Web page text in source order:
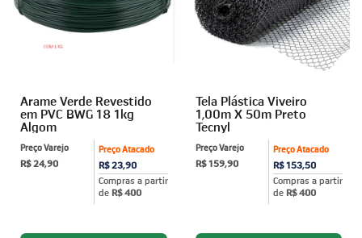
Arame Verde Revestido
em PVC BWG 18 1kg
Algom
Preço Atacado
R$ 23,90
Compras a partir
de R$ 400
Preço Varejo
R$ 24,90
Tela Plástica Viveiro
1,00m X 50m Preto
Tecnyl
Preço Atacado
R$ 153,50
Compras a partir
de R$ 400
Preço Varejo
R$ 159,90